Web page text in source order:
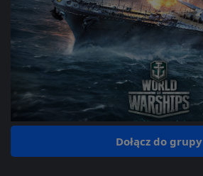
Dołącz do grupy